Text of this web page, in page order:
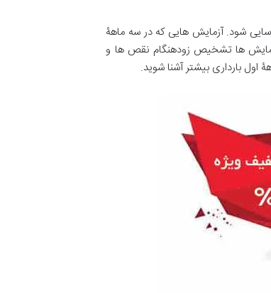
شود. آزمایش هایی که در سه ماهۀ
ها تشخیص زودهنگام نقص ها و
بارداری بیشتر آشنا شوید.